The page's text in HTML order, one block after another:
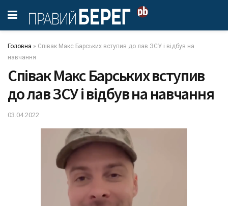
Головна » Співак Макс Барських вступив до лав ЗСУ і відбув на
навчання
Співак Макс Барських вступив
до лав ЗСУ і відбув на навчання
03.04.2022